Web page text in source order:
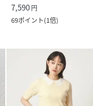
7,590円
69ポイント(1倍)